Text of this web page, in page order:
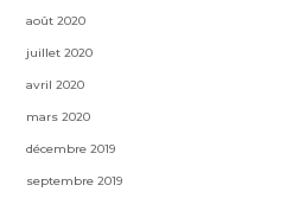
août 2020
juillet 2020
avril 2020
mars 2020
décembre 2019
septembre 2019